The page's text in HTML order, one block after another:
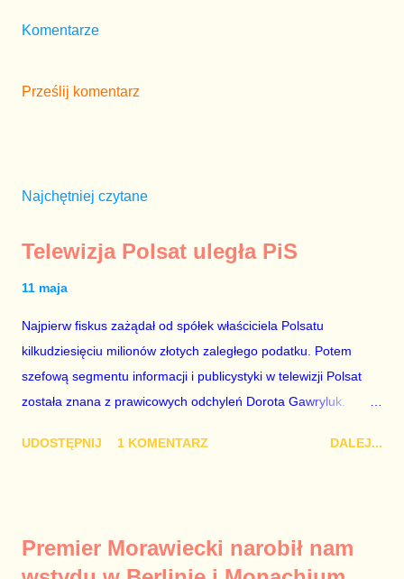
Komentarze
Prześlij komentarz
Najchętniej czytane
Telewizja Polsat uległa PiS
11 maja
Najpierw fiskus zażądał od spółek właściciela Polsatu
kilkudziesięciu milionów złotych zaległego podatku. Potem
szefową segmentu informacji i publicystyki w telewizji Polsat
została znana z prawicowych odchyleń Dorota Gawryluk.
marionetka partii rządzącej, żona agenta SB, który jest obecnie
tylko tam, gdzie nie ma trudnych pytań. Taki obrót spraw
UDOSTĘPNIJ 1 KOMENTARZ DALEJ...
Premier Morawiecki narobił nam